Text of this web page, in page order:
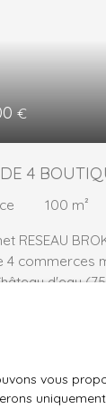
€
4
100 m²
RESEAU
4 commerces
d'eau
un
AN. Surface
vous